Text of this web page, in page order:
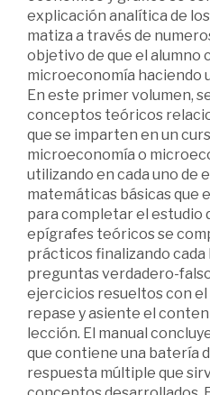
explicación analítica de
matiza a través de
objetivo de que el alumno
microeconomía haciendo
En este primer volumen,
conceptos teóricos
que se imparten en un
microeconomía o
utilizando en cada uno de
matemáticas básicas que
para completar el estudio
epígrafes teóricos se
prácticos finalizando
preguntas verdadero-
ejercicios resueltos con el
repase y asiente el
lección. El manual
que contiene una batería
respuesta múltiple que